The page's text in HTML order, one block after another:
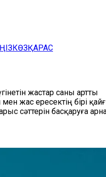
КӨЗҚАРАС
жастар саны артты
мен жас ересектің бірі
сәттерін басқаруға